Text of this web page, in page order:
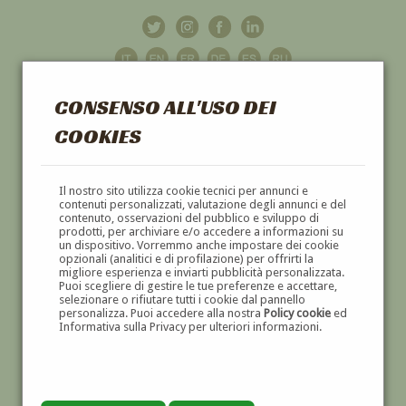
CONSENSO ALL'USO DEI
COOKIES
Il nostro sito utilizza cookie tecnici per annunci e
contenuti personalizzati, valutazione degli annunci e del
contenuto, osservazioni del pubblico e sviluppo di
prodotti, per archiviare e/o accedere a informazioni su
un dispositivo. Vorremmo anche impostare dei cookie
opzionali (analitici e di profilazione) per offrirti la
migliore esperienza e inviarti pubblicità personalizzata.
Puoi scegliere di gestire le tue preferenze e accettare,
selezionare o rifiutare tutti i cookie dal pannello
personalizza. Puoi accedere alla nostra Policy cookieed
Informativa sulla Privacy per ulteriori informazioni.
GALLERIAD'ARTE
DIPINTI E SCULTURE '800 E '900